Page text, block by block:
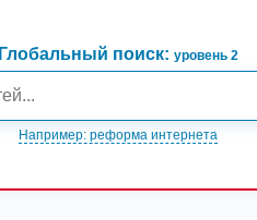
Глобальный поиск: уровень 2
Например: реформа интернета